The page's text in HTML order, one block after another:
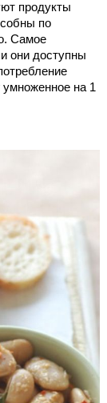
продукты
по
Самое
и они доступны
умноженное на 1